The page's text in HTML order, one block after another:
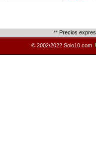
** Precios
© 2002/2022 Solo10.com